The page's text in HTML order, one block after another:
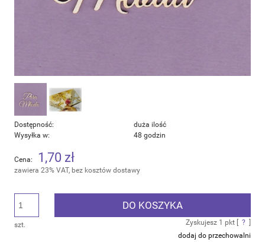
Dostępność:
duża ilość
Wysyłka w:
48 godzin
Cena: 1,70 zł
zawiera 23% VAT, bez kosztów dostawy
szt.
DO KOSZYKA
Zyskujesz 1 pkt [ ?
dodaj do przechowalni